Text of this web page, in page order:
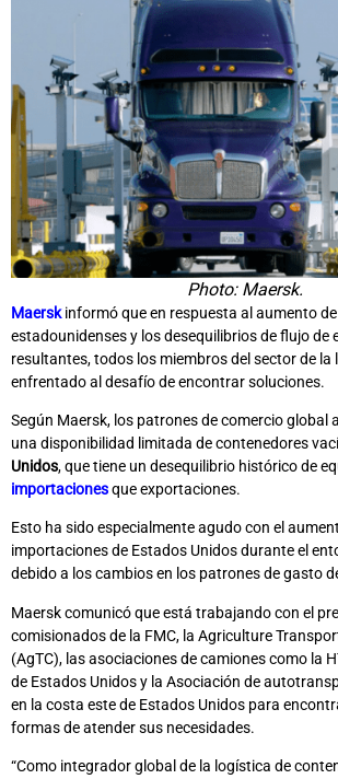
Photo: Maersk.
Maerskinformó que en respuesta al aumento
estadounidenses y los desequilibrios de flujo de
resultantes, todos los miembros del sector de la
enfrentado al desafío de encontrar soluciones.
Según Maersk, los patrones de comercio global
una disponibilidad limitada de contenedores
Unidos, que tiene un desequilibrio histórico de
importacionesque exportaciones.
Esto ha sido especialmente agudo con el
importaciones de Estados Unidos durante el
debido a los cambios en los patrones de gasto
Maersk comunicó que está trabajando con el
comisionados de la FMC, la Agriculture
(AgTC), las asociaciones de camiones como la
de Estados Unidos y la Asociación de
en la costa este de Estados Unidos para
formas de atender sus necesidades.
“Como integrador global de la logística de